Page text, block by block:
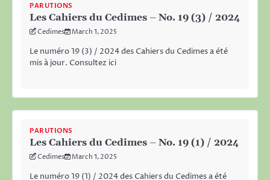
PARUTIONS
Les Cahiers du Cedimes – No. 19 (3) / 2024
Cedimes March 1, 2025
Le numéro 19 (3) / 2024 des Cahiers du Cedimes a été
mis à jour. Consultez ici
PARUTIONS
Les Cahiers du Cedimes – No. 19 (1) / 2024
Cedimes March 1, 2025
Le numéro 19 (1) / 2024 des Cahiers du Cedimes a été